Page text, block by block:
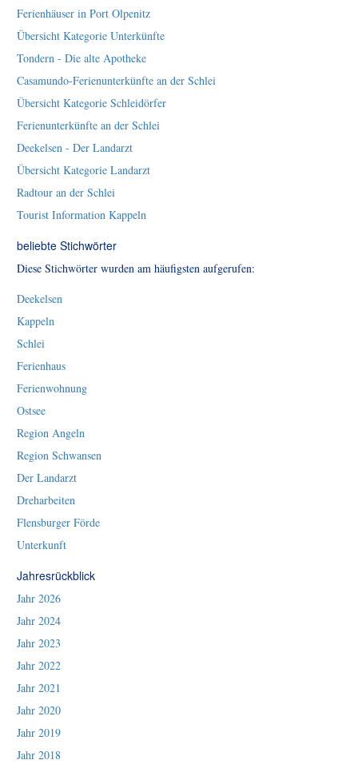
Ferienhäuser in Port Olpenitz
Übersicht Kategorie Unterkünfte
Tondern - Die alte Apotheke
Casamundo-Ferienunterkünfte an der Schlei
Übersicht Kategorie Schleidörfer
Ferienunterkünfte an der Schlei
Deekelsen - Der Landarzt
Übersicht Kategorie Landarzt
Radtour an der Schlei
Tourist Information Kappeln
beliebte Stichwörter
Diese Stichwörter wurden am häufigsten aufgerufen:
Deekelsen
Kappeln
Schlei
Ferienhaus
Ferienwohnung
Ostsee
Region Angeln
Region Schwansen
Der Landarzt
Dreharbeiten
Flensburger Förde
Unterkunft
Jahresrückblick
Jahr 2026
Jahr 2024
Jahr 2023
Jahr 2022
Jahr 2021
Jahr 2020
Jahr 2019
Jahr 2018